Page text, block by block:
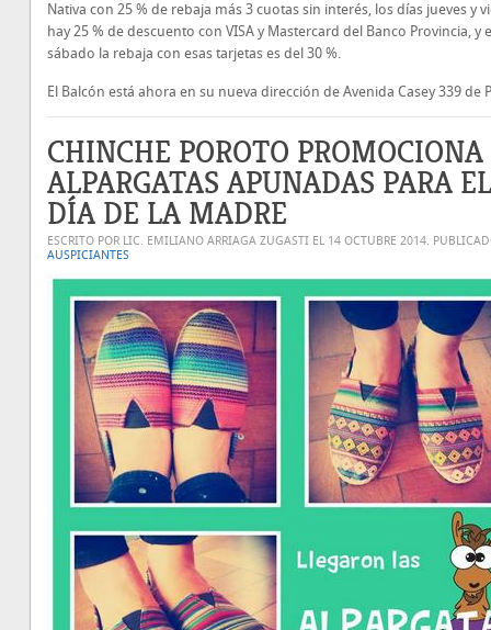
Nativa con 25 % de rebaja más 3 cuotas sin interés, los días jueves y
hay 25 % de descuento con VISA y Mastercard del Banco Provincia, y
sábado la rebaja con esas tarjetas es del 30 %.
El Balcón está ahora en su nueva dirección de Avenida Casey 339 de
CHINCHE POROTO PROMOCIONA
ALPARGATAS APUNADAS PARA EL
DÍA DE LA MADRE
ESCRITO POR LIC. EMILIANO ARRIAGA ZUGASTI EL 14 OCTUBRE 2014.
AUSPICIANTES